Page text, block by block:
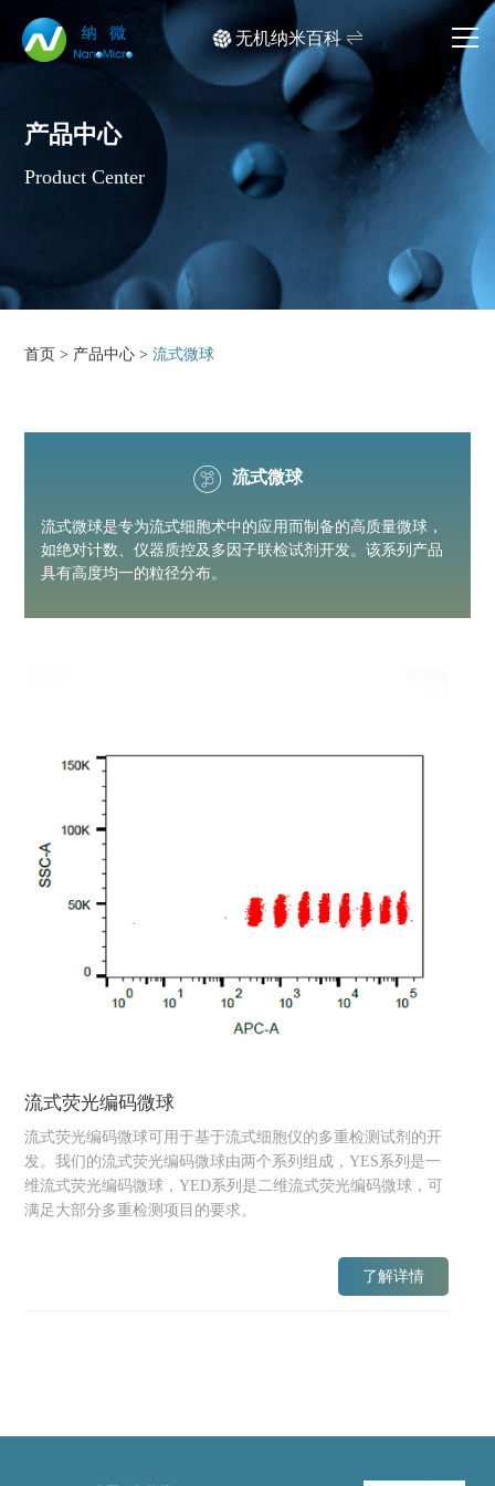
无机纳米百科
网站首页
产品中心
文档中心
媒体中心
产品中心
Product Center
首页 > 产品中心 >流式微球
流式微球
流式微球是专为流式细胞术中的应用而制备的高质量微球，
如绝对计数、仪器质控及多因子联检试剂开发。该系列产品
具有高度均一的粒径分布。
流式荧光编码微球
流式荧光编码微球可用于基于流式细胞仪的多重检测试剂的开
发。我们的流式荧光编码微球由两个系列组成，YES系列是一
维流式荧光编码微球，YED系列是二维流式荧光编码微球，可
满足大部分多重检测项目的要求。
了解详情